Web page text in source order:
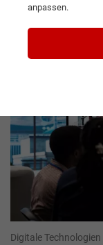
digitalen
Digitale
anpassen.